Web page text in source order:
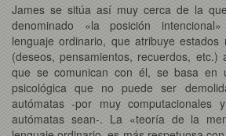
James se sitúa así muy cerca de la
denominado «la posición
lenguaje ordinario, que atribuye estados
(deseos, pensamientos, recuerdos,
que se comunican con él, se basa en
psicológica que no puede ser
autómatas -por muy computacionales
autómatas sean-. La «teoría de la